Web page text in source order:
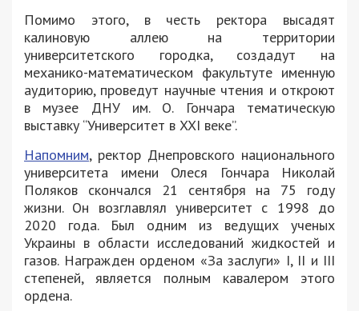
Помимо этого, в честь ректора высадят
калиновую аллею на территории
университетского городка, создадут на
механико-математическом факультуте именную
аудиторию, проведут научные чтения и откроют
в музее ДНУ им. О. Гончара тематическую
выставку “Университет в XXI веке”.
Напомним, ректор Днепровского национального
университета имени Олеся Гончара Николай
Поляков скончался 21 сентября на 75 году
жизни. Он возглавлял университет с 1998 до
2020 года. Был одним из ведущих ученых
Украины в области исследований жидкостей и
газов. Награжден орденом «За заслуги» I, II и III
степеней, является полным кавалером этого
ордена.